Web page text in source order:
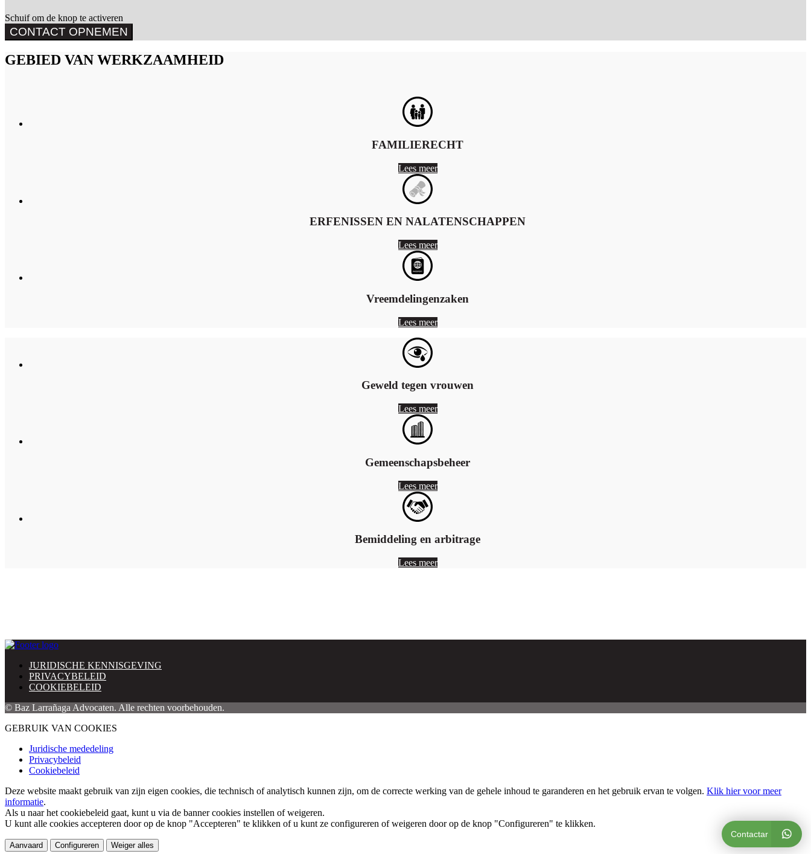
Schuif om de knop te activeren
CONTACT OPNEMEN
GEBIED VAN WERKZAAMHEID
FAMILIERECHT
Lees meer
ERFENISSEN EN NALATENSCHAPPEN
Lees meer
Vreemdelingenzaken
Lees meer
Geweld tegen vrouwen
Lees meer
Gemeenschapsbeheer
Lees meer
Bemiddeling en arbitrage
Lees meer
JURIDISCHE KENNISGEVING
PRIVACYBELEID
COOKIEBELEID
© Baz Larrañaga Advocaten. Alle rechten voorbehouden.
GEBRUIK VAN COOKIES
Juridische mededeling
Privacybeleid
Cookiebeleid
Deze website maakt gebruik van zijn eigen cookies, die technisch of analytisch kunnen zijn, om de correcte werking van de gehele inhoud te garanderen en het gebruik ervan te volgen. Klik hier voor meer
informatie.
Als u naar het cookiebeleid gaat, kunt u via de banner cookies instellen of weigeren.
U kunt alle cookies accepteren door op de knop "Accepteren" te klikken of u kunt ze configureren of weigeren door op de knop "Configureren" te klikken.
Aanvaard Configureren Weiger alles
Contactar